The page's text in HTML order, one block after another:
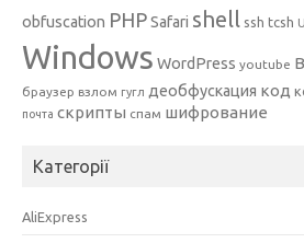
obfuscation PHPSafari shell ssh tcsh
Windows WordPress youtube
браузер взлом гугл деобфускация код
почта скрипты спам шифрование
Категорії
AliExpress